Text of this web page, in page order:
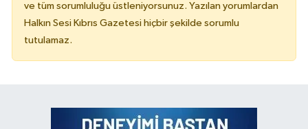
ve tüm sorumluluğu üstleniyorsunuz. Yazılan yorumlardan
Halkın Sesi Kıbrıs Gazetesi hiçbir şekilde sorumlu
tutulamaz.